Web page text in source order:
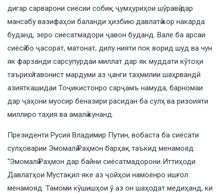
дигар сарварони сиёсии собиқ ҷумҳуриҳои шӯравӣ дар
мансабу вазифаҳои баланди ҳизбию давлатӣ кор накарда
буданд, зеро сиёсатмадори ҷавон буданд. Вале ба арсаи
сиёсӣ бо ҷасорат, матонат, дилу нияти пок ворид шуд ва чун
як фарзанди сарсупурдаи миллат дар як муддати кӯтоҳи
таърихӣ тавонист мардуми аз ҷанги таҳмилии шаҳрвандӣ
азияткашидаи Тоҷикистонро сарҷамъ намуда, барномаи
дар ҷаҳони муосир беназири расидан ба сулҳ ва ризоияти
миллиро таҳия ва амалӣ кунанд.
Президенти Русия Владимир Путин, вобаста ба сиёсати
сулҳоварии Эмомалӣ Раҳмон барҳақ таъкид менамояд:
“Эмомалӣ Раҳмон дар байни сиёсатмадорони Иттиҳоди
Давлатҳои Мустақил яке аз ҷойҳои намоёнро ишғол
менамояд. Тамоми кӯшишҳои ӯ аз он шаҳодат медиҳанд, ки